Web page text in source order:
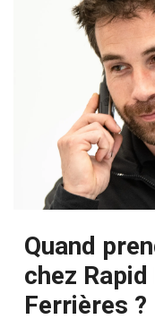
Quand
chez
Ferrières ?